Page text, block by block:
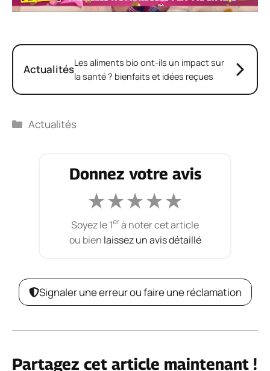
ActualitésLes aliments bio ont-ils un impact sur
la santé ? bienfaits et idées reçues
Catégories
Actualités
Donnez votre avis
★★★★★
Soyez le 1erà noter cet article
ou bien laissez un avis détaillé
Signaler une erreur ou faire une réclamation
Partagez cet article maintenant !